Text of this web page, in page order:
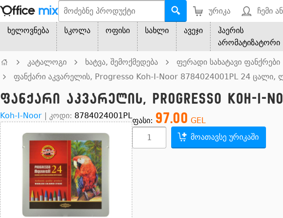
ურიკა ჩემი
ხელოვნება სკოლა ოფისი სახლი ავეჯი
ჰაერის
არომატიზატორი
კატალოგი ხატვა, შემოქმედება ფერადი სახატავი ფანქრები
ფანქარი აკვარელის, Progresso Koh-I-Noor 8784024001PL 24
ფანქარი აკვარელის, Progresso Koh-I-
Koh-I-Noor | კოდი: 8784024001PL
ფასი: 97.00 GEL
მოათავსე ურიკაში